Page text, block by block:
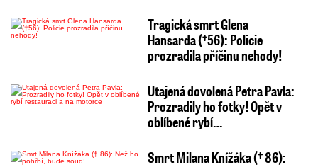
Tragická smrt Glena
Hansarda (†56): Policie
prozradila příčinu nehody!
Utajená dovolená Petra Pavla:
Prozradily ho fotky! Opět v
oblíbené rybí…
Smrt Milana Knížáka († 86):